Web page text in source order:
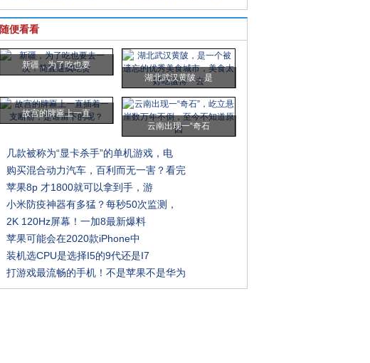
随便看看
新疆，为了吃也要
湖北武汉黄陂，是
故宫的牌匾上一直
云南出现一“奇石
几款被称为“显卡杀手”的单机游戏，电
购买混合动力汽车，百利而无一害？看完
苹果8p 才1800就可以拿到手，游
小米防疫神器有多猛？每秒50次监测，
2K 120Hz屏幕！一加8最新爆料
苹果可能会在2020款iPhone中
装机选CPU是选择I5的9代还是I7
打游戏最流畅的手机！不是苹果不是华为